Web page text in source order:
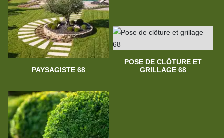
PAYSAGISTE 68
POSE DE CLÔTURE ET
GRILLAGE 68